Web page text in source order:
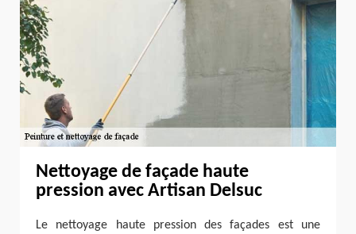
Nettoyage de façade haute
pression avec Artisan Delsuc
Le nettoyage haute pression des façades est une